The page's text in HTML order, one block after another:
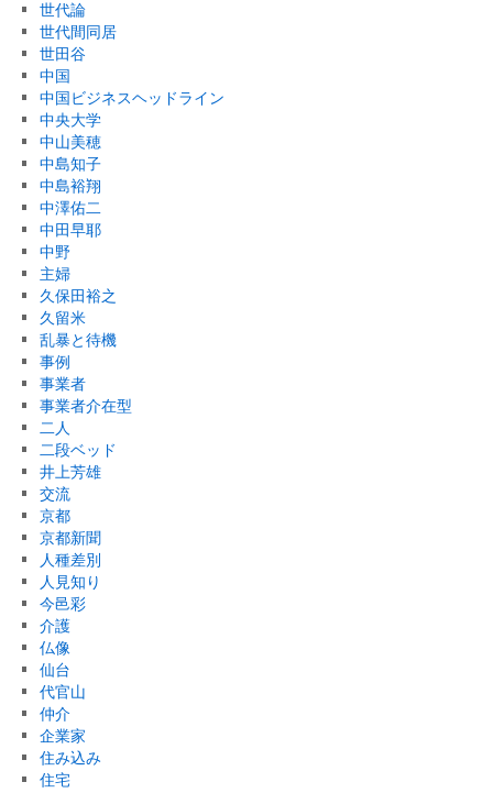
世代論
世代間同居
世田谷
中国
中国ビジネスヘッドライン
中央大学
中山美穂
中島知子
中島裕翔
中澤佑二
中田早耶
中野
主婦
久保田裕之
久留米
乱暴と待機
事例
事業者
事業者介在型
二人
二段ベッド
井上芳雄
交流
京都
京都新聞
人種差別
人見知り
今邑彩
介護
仏像
仙台
代官山
仲介
企業家
住み込み
住宅